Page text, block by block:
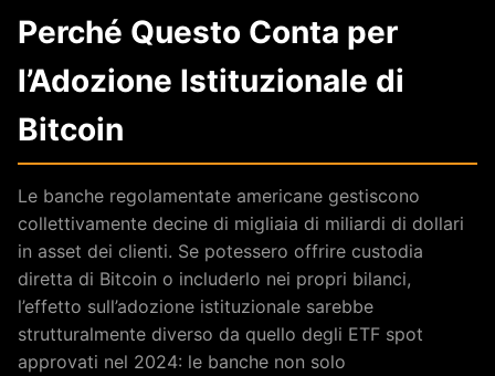
Perché Questo Conta per
l’Adozione Istituzionale di
Bitcoin
Le banche regolamentate americane gestiscono
collettivamente decine di migliaia di miliardi di dollari
in asset dei clienti. Se potessero offrire custodia
diretta di Bitcoin o includerlo nei propri bilanci,
l’effetto sull’adozione istituzionale sarebbe
strutturalmente diverso da quello degli ETF spot
approvati nel 2024: le banche non solo